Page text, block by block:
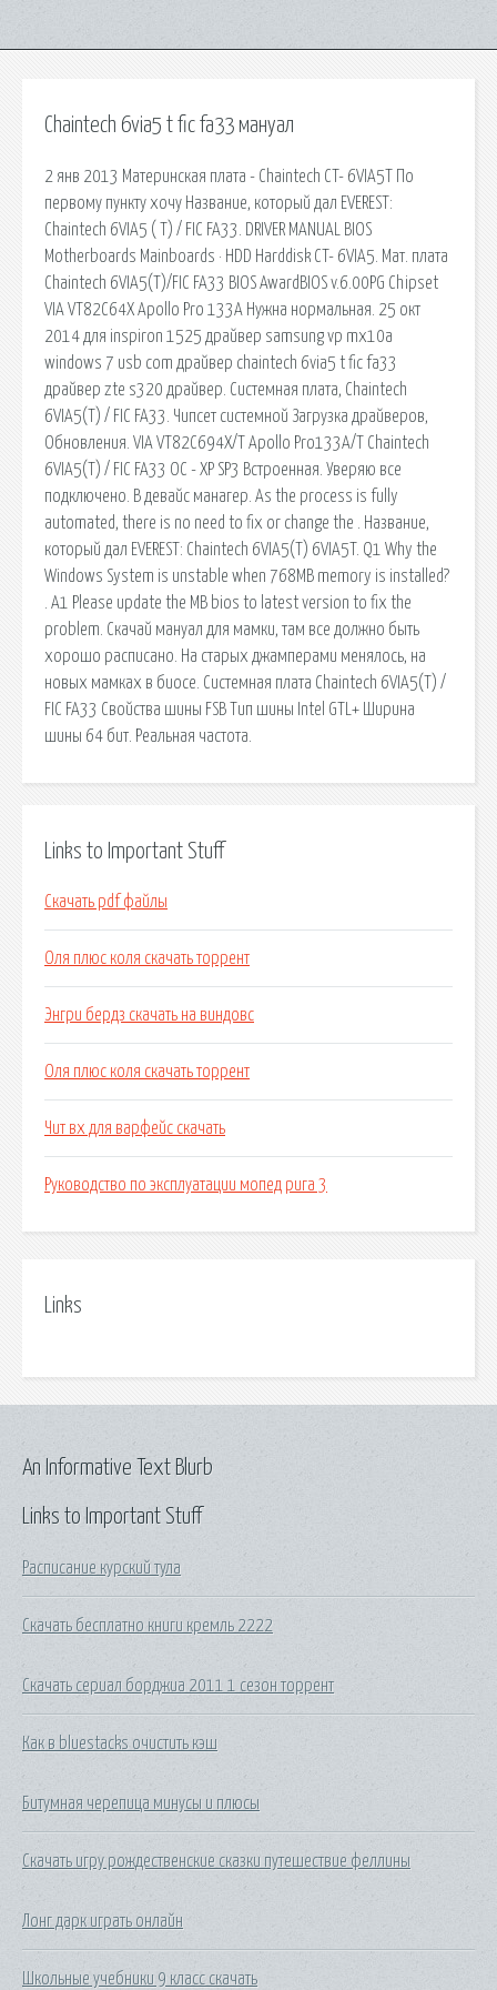
Chaintech 6via5 t fic fa33 мануал
2 янв 2013 Материнская плата - Chaintech CT- 6VIA5T По
первому пункту хочу Название, который дал EVEREST:
Chaintech 6VIA5 ( T) / FIC FA33. DRIVER MANUAL BIOS
Motherboards Mainboards · HDD Harddisk CT- 6VIA5. Мат. плата
Chaintech 6VIA5(T)/FIC FA33 BIOS AwardBIOS v.6.00PG Chipset
VIA VT82C64X Apollo Pro 133A Нужна нормальная. 25 окт
2014 для inspiron 1525 драйвер samsung vp mx10a
windows 7 usb com драйвер chaintech 6via5 t fic fa33
драйвер zte s320 драйвер. Системная плата, Chaintech
6VIA5(T) / FIC FA33. Чипсет системной Загрузка драйверов,
Обновления. VIA VT82C694X/T Apollo Pro133A/T Chaintech
6VIA5(T) / FIC FA33 OC - XP SP3 Встроенная. Уверяю все
подключено. В девайс манагер. As the process is fully
automated, there is no need to fix or change the . Название,
который дал EVEREST: Chaintech 6VIA5(T) 6VIA5T. Q1 Why the
Windows System is unstable when 768MB memory is installed?
. A1 Please update the MB bios to latest version to fix the
problem. Скачай мануал для мамки, там все должно быть
хорошо расписано. На старых джамперами менялось, на
новых мамках в биосе. Системная плата Chaintech 6VIA5(T) /
FIC FA33 Свойства шины FSB Тип шины Intel GTL+ Ширина
шины 64 бит. Реальная частота.
Links to Important Stuff
Скачать pdf файлы
Оля плюс коля скачать торрент
Энгри бердз скачать на виндовс
Оля плюс коля скачать торрент
Чит вх для варфейс скачать
Руководство по эксплуатации мопед рига 3
Links
Links to Important Stuff
Расписание курский тула
Скачать бесплатно книги кремль 2222
Скачать сериал борджиа 2011 1 сезон торрент
Как в bluestacks очистить кэш
Битумная черепица минусы и плюсы
Скачать игру рождественские сказки путешествие феллины
Лонг дарк играть онлайн
Школьные учебники 9 класс скачать
An Informative Text Blurb